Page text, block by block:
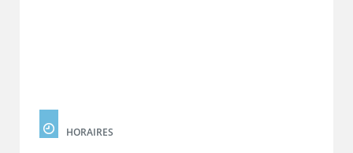
HORAIRES